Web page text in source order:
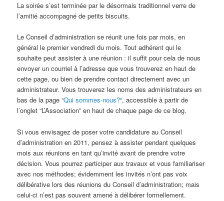
La soirée s’est terminée par le désormais traditionnel verre de
l’amitié accompagné de petits biscuits.
Le Conseil d’administration se réunit une fois par mois, en
général le premier vendredi du mois. Tout adhérent qui le
souhaite peut assister à une réunion : il suffit pour cela de nous
envoyer un courriel à l’adresse que vous trouverez en haut de
cette page, ou bien de prendre contact directement avec un
administrateur. Vous trouverez les noms des administrateurs en
bas de la page “Qui sommes-nous?“, accessible à partir de
l’onglet “L’Association” en haut de chaque page de ce blog.
Si vous envisagez de poser votre candidature au Conseil
d’administration en 2011, pensez à assister pendant quelques
mois aux réunions en tant qu’invité avant de prendre votre
décision. Vous pourrez participer aux travaux et vous familiariser
avec nos méthodes; évidemment les invités n’ont pas voix
délibérative lors des réunions du Conseil d’administration; mais
celui-ci n’est pas souvent amené à délibérer formellement.